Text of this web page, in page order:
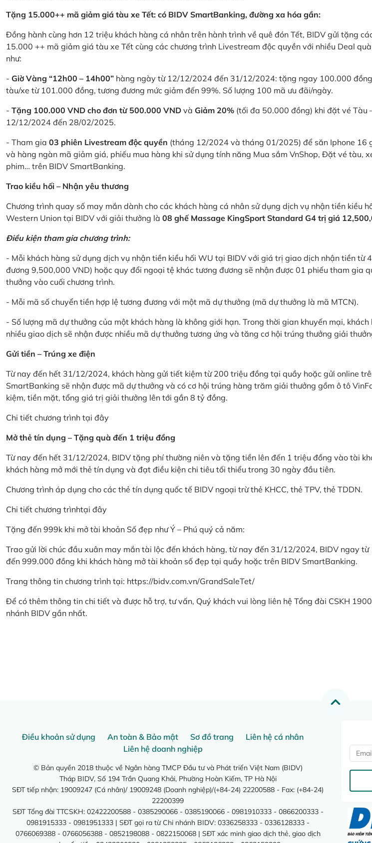
Tặng 15.000++ mã giảm giá tàu xe Tết: có BIDV SmartBanking, đường xa hóa gần:
Đồng hành cùng hơn 12 triệu khách hàng cá nhân trên hành trình về quê đón Tết, BIDV gửi tặng
15.000 ++ mã giảm giá tàu xe Tết cùng các chương trình Livestream độc quyền với nhiều Deal
như:
- Giờ Vàng “12h00 – 14h00” hàng ngày từ 12/12/2024 đến 31/12/2024: tặng ngay 100.000
tàu/xe từ 101.000 đồng, tương đương mức giảm đến 99%. Số lượng 100 mã ưu đãi/ngày.
- Tặng 100.000 VND cho đơn từ 500.000 VND và Giảm 20% (tối đa 50.000 đồng) khi đặt vé Tàu
12/12/2024 đến 28/02/2025.
- Tham gia 03 phiên Livestream độc quyền (tháng 12/2024 và tháng 01/2025) để săn Iphone 16
và hàng ngàn mã giảm giá, phiếu mua hàng khi sử dụng tính năng Mua sắm VnShop, Đặt vé tàu,
phim… trên BIDV SmartBanking.
Trao kiều hối – Nhận yêu thương
Chương trình quay số may mắn dành cho các khách hàng cá nhân sử dụng dịch vụ nhận tiền kiều
Western Union tại BIDV với giải thưởng là 08 ghế Massage KingSport Standard G4 trị giá
Điều kiện tham gia chương trình:
- Mỗi khách hàng sử dụng dịch vụ nhận tiền kiều hối WU tại BIDV với giá trị giao dịch nhận tiền từ
đương 9,500,000 VND) hoặc quy đổi ngoại tệ khác tương đương sẽ nhận được 01 phiếu tham gia
thưởng vào cuối chương trình.
- Mỗi mã số chuyển tiền hợp lệ tương đương với một mã dự thưởng (mã dự thưởng là mã MTCN).
- Số lượng mã dự thưởng của một khách hàng là không giới hạn. Trong thời gian khuyến mại, khách
nhiều giao dịch sẽ nhận được nhiều mã dự thưởng tương ứng và tăng cơ hội trúng thưởng giải
Gửi tiền – Trúng xe điện
Từ nay đến hết 31/12/2024, khách hàng gửi tiết kiệm từ 200 triệu đồng tại quầy hoặc gửi online
SmartBanking sẽ nhận được mã dự thưởng và có cơ hội trúng hàng trăm giải thưởng gồm ô tô
kiệm, tiền mặt, tổng giá trị giải thưởng lên tới gần 8 tỷ đồng.
Chi tiết chương trình tại đây
Mở thẻ tín dụng – Tặng quà đến 1 triệu đồng
Từ nay đến hết 31/12/2024, BIDV tặng phí thường niên và tặng tiền lên đến 1 triệu đồng vào tài
khách hàng mở mới thẻ tín dụng và đạt điều kiện chi tiêu tối thiểu trong 30 ngày đầu tiên.
Chương trình áp dụng cho các thẻ tín dụng quốc tế BIDV ngoại trừ thẻ KHCC, thẻ TPV, thẻ TDDN.
Chi tiết chương trìnhtại đây
Tặng đến 999k khi mở tài khoản Số đẹp như Ý – Phú quý cả năm:
Trao gửi lời chúc đầu xuân may mắn tài lộc đến khách hàng, từ nay đến 31/12/2024, BIDV ngay
đến 999.000 đồng khi khách hàng mở tài khoản số đẹp tại quầy hoặc trên BIDV SmartBanking.
Trang thông tin chương trình tại: https://bidv.com.vn/GrandSaleTet/
Để có thêm thông tin chi tiết và được hỗ trợ, tư vấn, Quý khách vui lòng liên hệ Tổng đài CSKH
nhánh BIDV gần nhất.
Điều khoản sử dụng An toàn & Bảo mật Sơ đồ trang
Liên hệ cá nhân
Liên hệ doanh nghiệp
© Bản quyền 2018 thuộc về Ngân hàng TMCP Đầu tư và Phát triển Việt Nam (BIDV)
Tháp BIDV, Số 194 Trần Quang Khải, Phường Hoàn Kiếm, TP Hà Nội
SĐT tiếp nhận: 19009247 (Cá nhân)/ 19009248 (Doanh nghiệp)/(+84-24) 22200588 - Fax: (+84-24)
22200399
SĐT Tổng đài TTCSKH: 02422200588 - 0385290066 - 0385190066 - 0981910333 - 0866200333 -
0981915333 - 0981951333 | SĐT gọi ra từ Chi nhánh BIDV: 0336258333 - 0336128333 -
0766069388 - 0766056388 - 0852198088 - 0822150068 | SĐT xác minh giao dịch thẻ, giao dịch